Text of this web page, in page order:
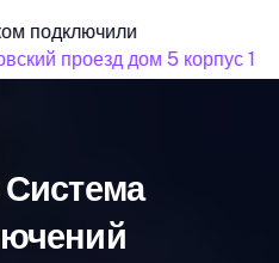
подключили
проезд дом 5 корпус 1